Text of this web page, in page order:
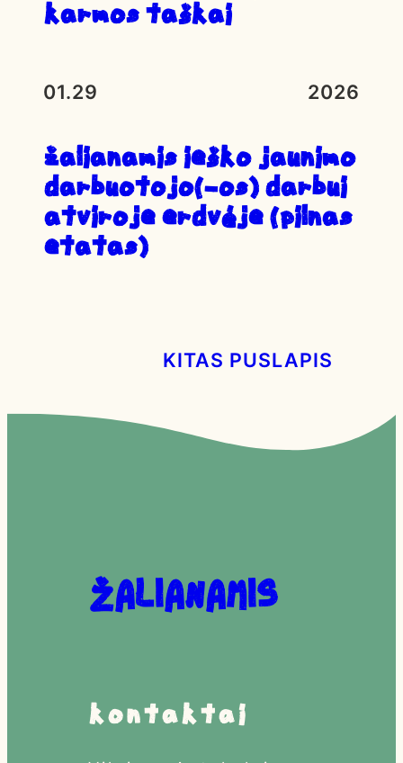
karmos taškai
01.29 2026
ŽALIANAMIS IEŠKO JAUNIMO
DARBUOTOJO(-OS) DARBUI
ATVIROJE ERDVĖJE (PILNAS
ETATAS)
KITAS PUSLAPIS
Žalianamis
Kontaktai